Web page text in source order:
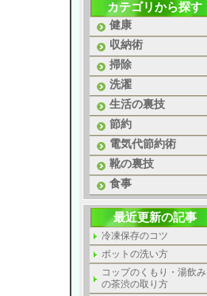
カテゴリから探す
健康
収納術
掃除
洗濯
生活の裏技
節約
電気代節約術
靴の裏技
食事
最近更新の記事
冷凍保存のコツ
ポットの洗い方
コップのくもり・湯飲み
の茶渋の取り方